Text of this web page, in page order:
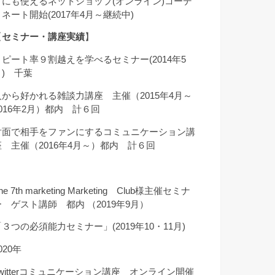
ネート開始(2017年4月～継続中)
セミナー・講座実績】
ピート率９割越えを学べるセミナー(2014年5
) 千葉
から好かれる雑談力講座 主催（2015年4月～
年2月）都内 計６回
面で相手をファンにするコミュニケーション講
主催（2016年4月～）都内 計６回
7th marketing Marketing Club様主催セミナ
ゲスト講師 都内 （2019年9月）
３つの必須能力セミナー」(2019年10・11月)
年
コミュニケーション講座 オンライン開催